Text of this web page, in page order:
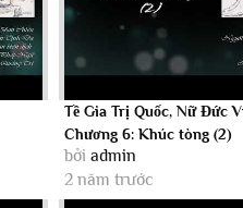
Tề Gia Trị Quốc, Nữ Đức
Chương 6: Khúc tòng (2)
bởi admin
2 năm trước